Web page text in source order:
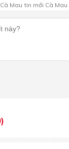
Cà Mau tin mới Cà Mau